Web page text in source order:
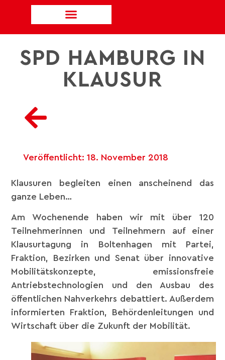
SPD HAMBURG IN
KLAUSUR
Veröffentlicht: 18. November 2018
Klausuren begleiten einen anscheinend das
ganze Leben…
Am Wochenende haben wir mit über 120
Teilnehmerinnen und Teilnehmern auf einer
Klausurtagung in Boltenhagen mit Partei,
Fraktion, Bezirken und Senat über innovative
Mobilitätskonzepte, emissionsfreie
Antriebstechnologien und den Ausbau des
öffentlichen Nahverkehrs debattiert. Außerdem
informierten Fraktion, Behördenleitungen und
Wirtschaft über die Zukunft der Mobilität.